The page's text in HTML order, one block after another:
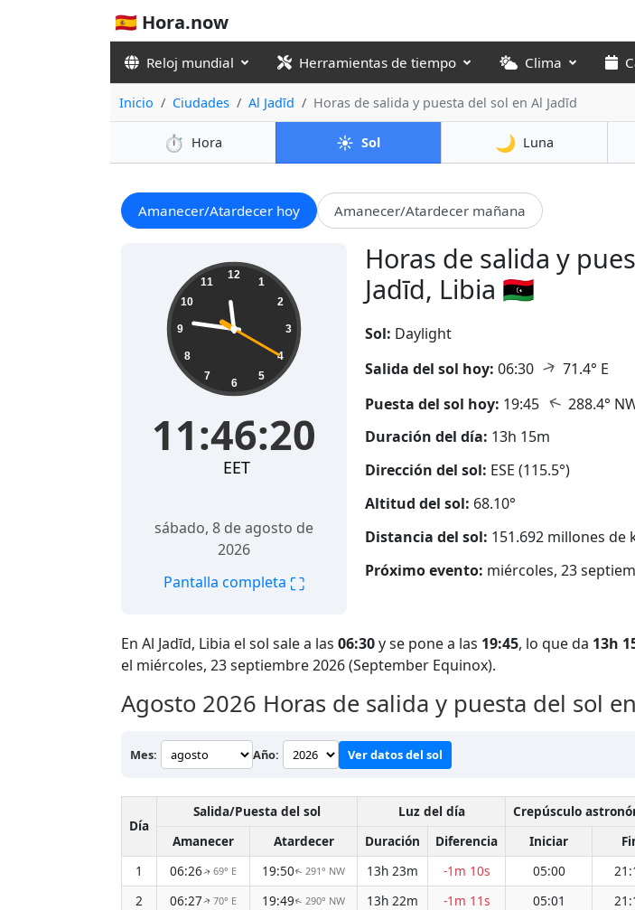
🇪🇸 Hora.now
Reloj mundial Herramientas de tiempo Clima
Inicio Ciudades Al Jadīd Horas de salida y puesta del sol en Al Jadīd
⏱️ Hora ☀️ Sol 🌙 Luna
Amanecer/Atardecer hoy Amanecer/Atardecer mañana
Horas de salida y
Jadīd, Libia 🇱🇾
11:46:21 12
1
2
3
4
5
6
7
8
9
10
11
11:46:21
EET
sábado, 8 de agosto de
2026
Pantalla completa ⛶
Sol: Daylight
Salida del sol hoy: 06:30 ↑ 71.4° E
Puesta del sol hoy: 19:45 ↑ 288.4°
Duración del día: 13h 15m
Dirección del sol: ESE (115.5°)
Altitud del sol: 68.10°
Distancia del sol: 151.692 millones de
Próximo evento: miércoles, 23
En Al Jadīd, Libia el sol sale a las 06:30y se pone a las 19:45, lo que da 13h
el miércoles, 23 septiembre 2026 (September Equinox).
Agosto 2026 Horas de salida y puesta del sol
Mes: Año: Ver datos del sol
Día
Salida/Puesta del sol Luz del día Crepúsculo
Amanecer
Atardecer Duración Diferencia Iniciar
1
06:26↑69° E 19:50↑ 291° NW 13h 23m -1m 10s 05:00
2
06:27↑70° E 19:49↑ 290° NW 13h 22m -1m 11s 05:01